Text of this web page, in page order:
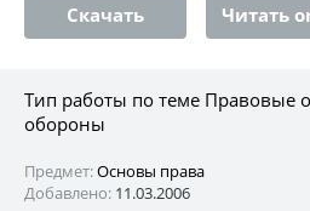
Скачать Читать
Тип работы по теме Правовые
обороны
Предмет:Основы права
Добавлено: 11.03.2006